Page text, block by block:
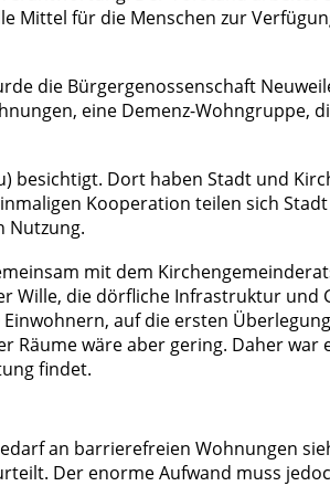
Mittel für die Menschen zur
die Bürgergenossenschaft
eine Demenz-Wohngruppe,
Dort haben Stadt und
Kooperation teilen sich
Nutzung.
mit dem
Wille, die dörfliche Infrastruktur
auf die ersten
wäre aber gering. Daher war
findet.
an barrierefreien Wohnungen
Der enorme Aufwand muss